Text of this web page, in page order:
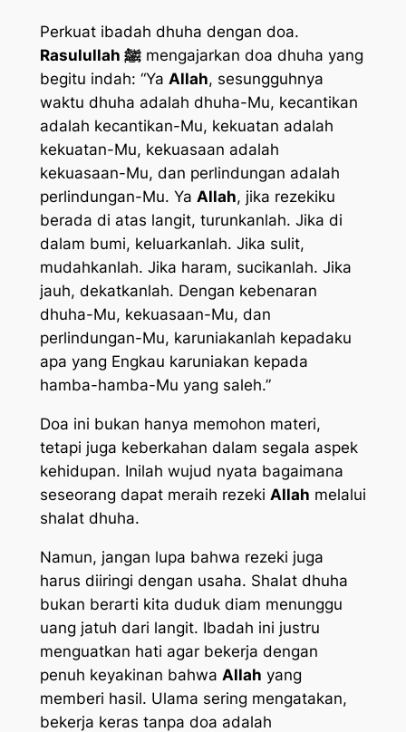
Perkuat ibadah dhuha dengan doa.
Rasulullah ﷺmengajarkan doa dhuha yang
begitu indah: “Ya Allah, sesungguhnya
waktu dhuha adalah dhuha-Mu, kecantikan
adalah kecantikan-Mu, kekuatan adalah
kekuatan-Mu, kekuasaan adalah
kekuasaan-Mu, dan perlindungan adalah
perlindungan-Mu. Ya Allah, jika rezekiku
berada di atas langit, turunkanlah. Jika di
dalam bumi, keluarkanlah. Jika sulit,
mudahkanlah. Jika haram, sucikanlah. Jika
jauh, dekatkanlah. Dengan kebenaran
dhuha-Mu, kekuasaan-Mu, dan
perlindungan-Mu, karuniakanlah kepadaku
apa yang Engkau karuniakan kepada
hamba-hamba-Mu yang saleh.”
Doa ini bukan hanya memohon materi,
tetapi juga keberkahan dalam segala aspek
kehidupan. Inilah wujud nyata bagaimana
seseorang dapat meraih rezeki Allah melalui
shalat dhuha.
Namun, jangan lupa bahwa rezeki juga
harus diiringi dengan usaha. Shalat dhuha
bukan berarti kita duduk diam menunggu
uang jatuh dari langit. Ibadah ini justru
menguatkan hati agar bekerja dengan
penuh keyakinan bahwa Allah yang
memberi hasil. Ulama sering mengatakan,
bekerja keras tanpa doa adalah